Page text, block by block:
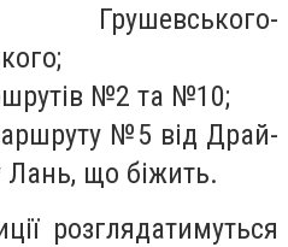
Грушевського-
№2 та №10;
№5 від Драй-
що біжить.
розглядатимуться